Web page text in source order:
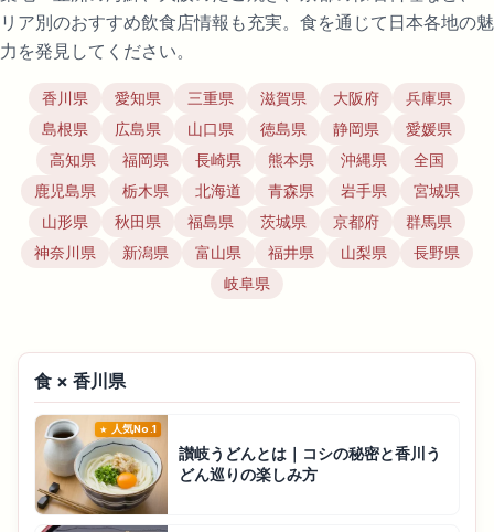
リア別のおすすめ飲食店情報も充実。食を通じて日本各地の魅
力を発見してください。
香川県 愛知県 三重県 滋賀県 大阪府
兵庫県
島根県
広島県 山口県 徳島県 静岡県
愛媛県
高知県
福岡県 長崎県 熊本県 沖縄県
全国
鹿児島県
栃木県 北海道 青森県 岩手県
宮城県
山形県
秋田県 福島県 茨城県 京都府
群馬県
神奈川県
新潟県 富山県 福井県 山梨県
長野県
岐阜県
食 × 香川県
人気No.1
讃岐うどんとは｜コシの秘密と香川う
どん巡りの楽しみ方